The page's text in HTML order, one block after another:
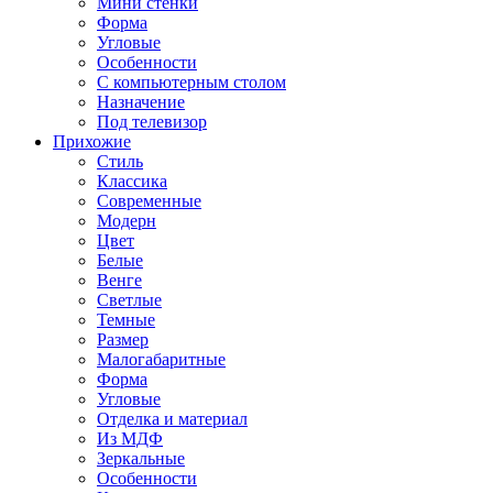
Форма
Угловые
Особенности
С компьютерным столом
Назначение
Под телевизор
Прихожие
Стиль
Классика
Современные
Модерн
Цвет
Белые
Венге
Светлые
Темные
Размер
Малогабаритные
Форма
Угловые
Отделка и материал
Из МДФ
Зеркальные
Особенности